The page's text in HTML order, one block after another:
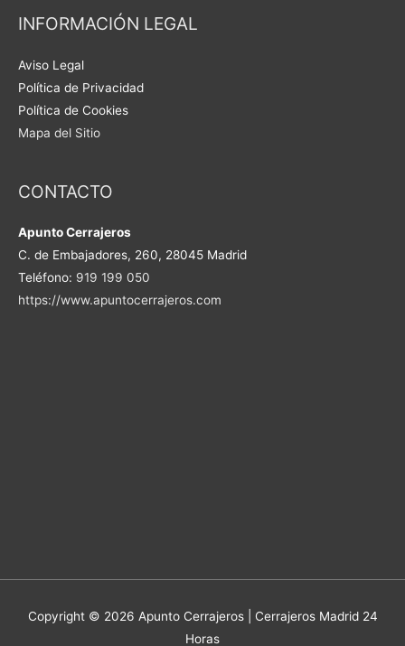
INFORMACIÓN LEGAL
Aviso Legal
Política de Privacidad
Política de Cookies
Mapa del Sitio
CONTACTO
Apunto Cerrajeros
C. de Embajadores, 260, 28045 Madrid
Teléfono: 919 199 050
https://www.apuntocerrajeros.com
Copyright © 2026 Apunto Cerrajeros | Cerrajeros Madrid 24
Horas